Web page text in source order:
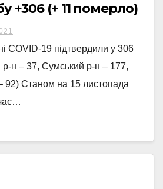
+306 (+ 11 померло)
COVID-19 підтвердили у 306
р-н – 37, Сумський р-н – 177,
92) Станом на 15 листопада